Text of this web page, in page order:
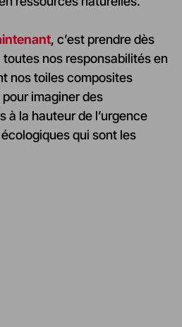
, c’est prendre dès
toutes nos responsabilités en
nos toiles composites
imaginer des
à la hauteur de l’urgence
qui sont les